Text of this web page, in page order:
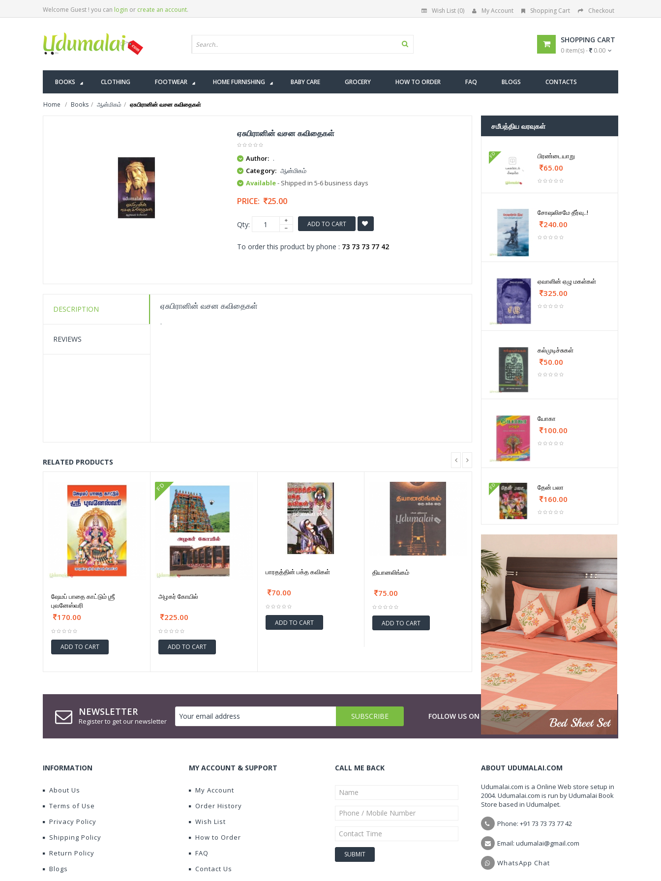
Welcome Guest ! you can login or create an account. Wish List (0) My Account Shopping Cart Checkout
SHOPPING CART
0 item(s) - 0.00
BOOKS CLOTHING FOOTWEAR HOME FURNISHING BABY CARE GROCERY HOW TO ORDER FAQ BLOGS CONTACTS
Home Books ஆன்மிகம் ஏசுபிரானின் வசன கவிதைகள்
ஏசுபிரானின் வசன கவிதைகள்
Author: .
Category: ஆன்மிகம்
Available- Shipped in 5-6 business days
PRICE: 25.00
Qty: ADD TO CART
To order this product by phone : 73 73 73 77 42
DESCRIPTION
REVIEWS
ஏசுபிரானின் வசன கவிதைகள்
.
RELATED PRODUCTS
ஷேமப் பாதை காட்டும் ஶ்ரீ
புவனேஸ்வரி
170.00
ADD TO CART
FD
அழகர் கோயில்
225.00
ADD TO CART
பாரதத்தின் பக்த கவிகள்
70.00
ADD TO CART
தியானலிங்கம்
75.00
ADD TO CART
சமீபத்திய வரவுகள்
FD பிரண்டையாறு
65.00
சோஷலிசமே தீர்வு..!
240.00
ஏவாளின் ஏழு மகள்கள்
325.00
கல்முடிச்சுகள்
50.00
யோகா
100.00
FD தேன் பலா
160.00
NEWSLETTER
Register to get our newsletter
FOLLOW US ON
INFORMATION
About Us
Terms of Use
Privacy Policy
Shipping Policy
Return Policy
Blogs
MY ACCOUNT & SUPPORT
My Account
Order History
Wish List
How to Order
FAQ
Contact Us
CALL ME BACK ABOUT UDUMALAI.COM
Udumalai.com is a Online Web store setup in
2004. Udumalai.com is run by Udumalai Book
Store based in Udumalpet.
Phone: +91 73 73 73 77 42
Email: udumalai@gmail.com
WhatsApp Chat